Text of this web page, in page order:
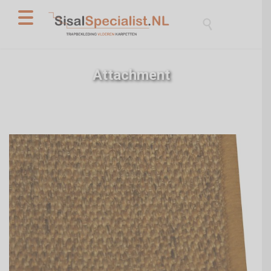
Attachment